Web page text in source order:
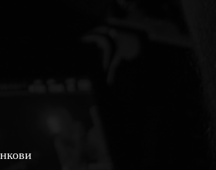
за монтажа и колор